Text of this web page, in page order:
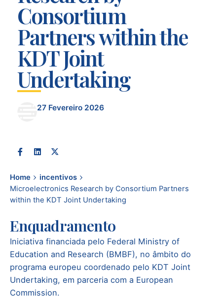
Consortium
Partners within the
KDT Joint
Undertaking
27 Fevereiro 2026
Home
incentivos
Microelectronics Research by Consortium Partners
within the KDT Joint Undertaking
Enquadramento
Iniciativa financiada pelo Federal Ministry of
Education and Research (BMBF), no âmbito do
programa europeu coordenado pelo KDT Joint
Undertaking, em parceria com a European
Commission.